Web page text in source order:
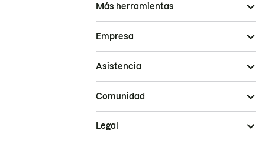
Más herramientas
Empresa
Asistencia
Comunidad
Legal